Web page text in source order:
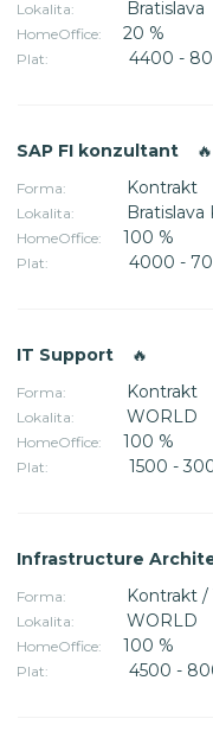
Lokalita: Bratislava
HomeOffice: 20 %
Plat: 4400 -
SAP FI konzultant 🔥
Forma: Kontrakt
Lokalita: Bratislava
HomeOffice: 100 %
Plat: 4000 -
IT Support 🔥
Forma: Kontrakt
Lokalita: WORLD
HomeOffice: 100 %
Plat: 1500 -
Infrastructure
Forma: Kontrakt /
Lokalita: WORLD
HomeOffice: 100 %
Plat: 4500 -